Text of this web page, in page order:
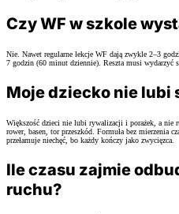
Czy WF w szkole
Nie. Nawet regularne lekcje WF dają zwykle 2–3
7 godzin (60 minut dziennie). Reszta musi wydarzyć
Moje dziecko nie lubi
Większość dzieci nie lubi rywalizacji i porażek, a nie
rower, basen, tor przeszkód. Formuła bez mierzenia
przełamuje niechęć, bo każdy kończy jako zwycięzca.
Ile czasu zajmie
ruchu?